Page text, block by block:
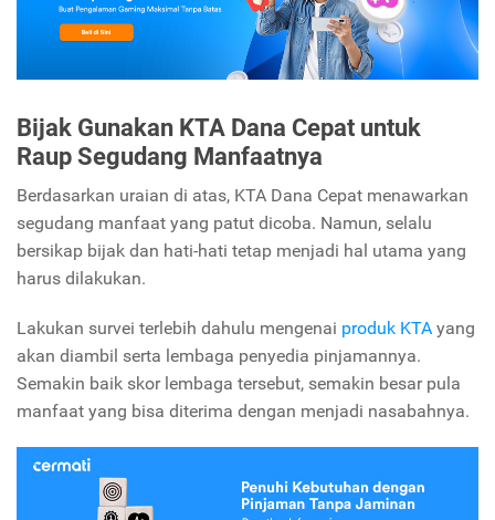
Bijak Gunakan KTA Dana Cepat untuk
Raup Segudang Manfaatnya
Berdasarkan uraian di atas, KTA Dana Cepat menawarkan
segudang manfaat yang patut dicoba. Namun, selalu
bersikap bijak dan hati-hati tetap menjadi hal utama yang
harus dilakukan.
Lakukan survei terlebih dahulu mengenai produk KTA yang
akan diambil serta lembaga penyedia pinjamannya.
Semakin baik skor lembaga tersebut, semakin besar pula
manfaat yang bisa diterima dengan menjadi nasabahnya.